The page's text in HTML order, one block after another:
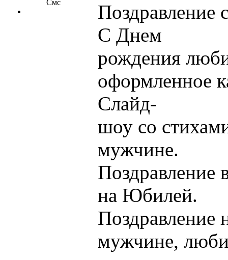
С Днем
рождения
оформленное
Слайд-
шоу со
мужчине.
Поздравление
на Юбилей.
Поздравление
мужчине,